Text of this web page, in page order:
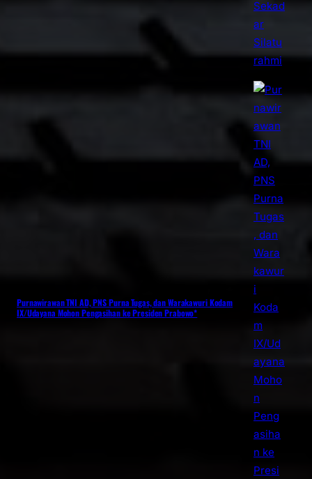
Purnawirawan TNI AD, PNS Purna Tugas, dan Warakawuri Kodam
IX/Udayana Mohon Pengasihan ke Presiden Prabowo*